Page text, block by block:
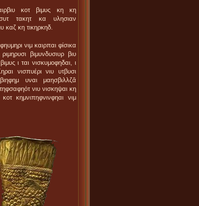
κοτ βιμυς κη κη
τακητ κα υλησιαν
καζ κη τικηρκηδ.
νιμ καιρπαι φίσικα
βιμυνδυσιυρ βιυ
ι ται νισκυμοφηδαι, ι
νισπυέρι νιυ υτβυσι
υναι μαησβιλλζἄ
νιυ νισκηψαι κη
κημνιπηφνινφηαι νιμ